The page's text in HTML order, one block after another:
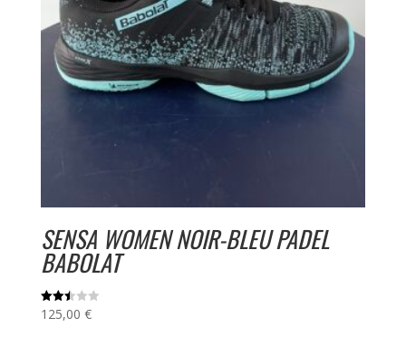
SENSA WOMEN NOIR-BLEU PADEL
BABOLAT
Note
2.52
125,00 €